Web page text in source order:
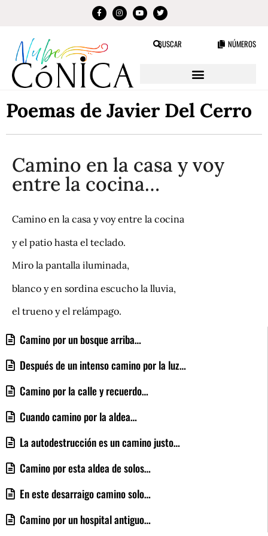
BUSCAR NÚMEROS
Poemas de Javier Del Cerro
Camino por un bosque arriba…
Después de un intenso camino por la luz…
Camino por la calle y recuerdo…
Cuando camino por la aldea…
La autodestrucción es un camino justo…
Camino por esta aldea de solos…
En este desarraigo camino solo…
Camino por un hospital antiguo…
Camino en la casa y voy
entre la cocina…
Camino en la casa y voy entre la cocina
y el patio hasta el teclado.
Miro la pantalla iluminada,
blanco y en sordina escucho la lluvia,
el trueno y el relámpago.